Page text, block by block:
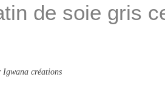
de soie gris
Igwana créations